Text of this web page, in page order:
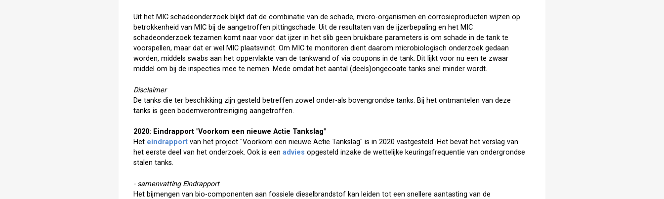
Uit het MIC schadeonderzoek blijkt dat de combinatie van de schade, micro-organismen en corrosieproducten wijzen op
betrokkenheid van MIC bij de aangetroffen pittingschade. Uit de resultaten van de ijzerbepaling en het MIC
schadeonderzoek tezamen komt naar voor dat ijzer in het slib geen bruikbare parameters is om schade in de tank te
voorspellen, maar dat er wel MIC plaatsvindt. Om MIC te monitoren dient daarom microbiologisch onderzoek gedaan
worden, middels swabs aan het oppervlakte van de tankwand of via coupons in de tank. Dit lijkt voor nu een te zwaar
middel om bij de inspecties mee te nemen. Mede omdat het aantal (deels)ongecoate tanks snel minder wordt.
Disclaimer
De tanks die ter beschikking zijn gesteld betreffen zowel onder-als bovengrondse tanks. Bij het ontmantelen van deze
tanks is geen bodemverontreiniging aangetroffen.
2020: Eindrapport "Voorkom een nieuwe Actie Tankslag"
Het eindrapport van het project "Voorkom een nieuwe Actie Tankslag" is in 2020 vastgesteld. Het bevat het verslag van
het eerste deel van het onderzoek. Ook is een advies opgesteld inzake de wettelijke keuringsfrequentie van ondergrondse
stalen tanks.
- samenvatting Eindrapport
Het bijmengen van bio-componenten aan fossiele dieselbrandstof kan leiden tot een snellere aantasting van de